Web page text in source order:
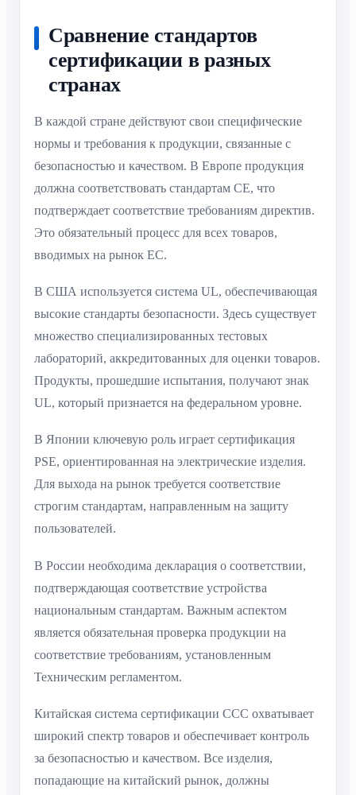
Сравнение стандартов
сертификации в разных
странах
В каждой стране действуют свои специфические
нормы и требования к продукции, связанные с
безопасностью и качеством. В Европе продукция
должна соответствовать стандартам CE, что
подтверждает соответствие требованиям директив.
Это обязательный процесс для всех товаров,
вводимых на рынок ЕС.
В США используется система UL, обеспечивающая
высокие стандарты безопасности. Здесь существует
множество специализированных тестовых
лабораторий, аккредитованных для оценки товаров.
Продукты, прошедшие испытания, получают знак
UL, который признается на федеральном уровне.
В Японии ключевую роль играет сертификация
PSE, ориентированная на электрические изделия.
Для выхода на рынок требуется соответствие
строгим стандартам, направленным на защиту
пользователей.
В России необходима декларация о соответствии,
подтверждающая соответствие устройства
национальным стандартам. Важным аспектом
является обязательная проверка продукции на
соответствие требованиям, установленным
Техническим регламентом.
Китайская система сертификации CCC охватывает
широкий спектр товаров и обеспечивает контроль
за безопасностью и качеством. Все изделия,
попадающие на китайский рынок, должны